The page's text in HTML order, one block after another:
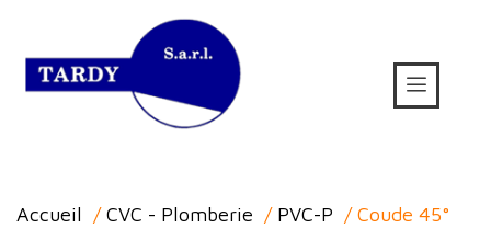
Accueil /CVC - Plomberie / PVC-P / Coude 45°